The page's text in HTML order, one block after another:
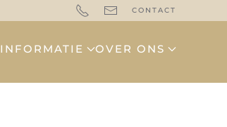
CONTACT
INFORMATIE OVER ONS